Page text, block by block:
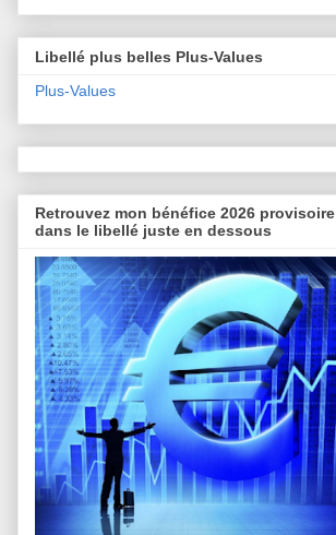
Libellé plus belles Plus-Values
Plus-Values
Retrouvez mon bénéfice 2026 provisoire
dans le libellé juste en dessous